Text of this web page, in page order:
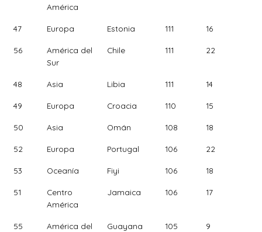
América
47 Europa Estonia 111 16
56
América del
Sur
Chile 111 22
48 Asia Libia 111 14
49 Europa Croacia 110 15
50 Asia Omán 108 18
52 Europa Portugal 106 22
53 Oceanía Fiyi 106 18
51
Centro
América
Jamaica 106 17
55
América del
Guayana 105 9